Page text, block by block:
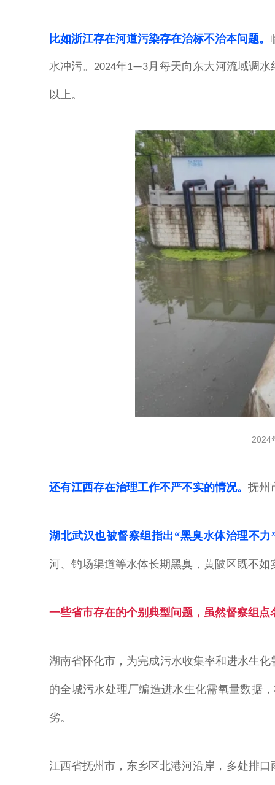
比如浙江存在河道污染存在治标不治本问题。
水冲污。 2024年1—3月每天向东大河流域调水
以上。
2024
还有江西存在治理工作不严不实的情况。 抚州
湖北武汉也被督察组指出“黑臭水体治理不力
河、钓场渠道等水体长期黑臭，黄陂区既不
一些省市存在的个别典型问题，虽然督察组
湖南省怀化市，为完成污水收集率和进水生
的全城污水处理厂编造进水生化需氧量数据
劣。
江西省抚州市，东乡区北港河沿岸，多处排口